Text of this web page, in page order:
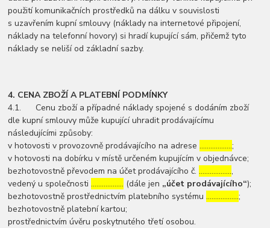
použití komunikačních prostředků na dálku v souvislosti
s uzavřením kupní smlouvy (náklady na internetové připojení,
náklady na telefonní hovory) si hradí kupující sám, přičemž tyto
náklady se neliší od základní sazby.
4. CENA ZBOŽÍ A PLATEBNÍ PODMÍNKY
4.1. Cenu zboží a případné náklady spojené s dodáním zboží
dle kupní smlouvy může kupující uhradit prodávajícímu
následujícími způsoby:
v hotovosti v provozovně prodávajícího na adrese………………;
v hotovosti na dobírku v místě určeném kupujícím v objednávce;
bezhotovostně převodem na účet prodávajícího č.………………,
vedený u společnosti……………… (dále jen „účet prodávajícího“);
bezhotovostně prostřednictvím platebního systému………………;
bezhotovostně platební kartou;
prostřednictvím úvěru poskytnutého třetí osobou.